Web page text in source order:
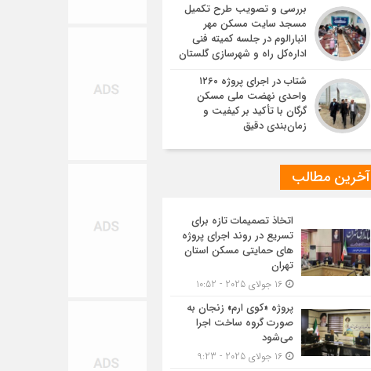
بررسی و تصویب طرح تکمیل
مسجد سایت مسکن مهر
انبارالوم در جلسه کمیته فنی
اداره‌کل راه و شهرسازی گلستان
شتاب در اجرای پروژه ۱۲۶۰
واحدی نهضت ملی مسکن
گرگان با تأکید بر کیفیت و
زمان‌بندی دقیق
آخرین مطالب
اتخاذ تصمیمات تازه برای
تسریع در روند اجرای پروژه
های حمایتی مسکن استان
تهران
پروژه «کوی ارم» زنجان به
صورت گروه ساخت اجرا
می‌شود